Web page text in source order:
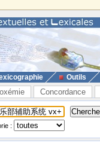
Outils
Concordance
: